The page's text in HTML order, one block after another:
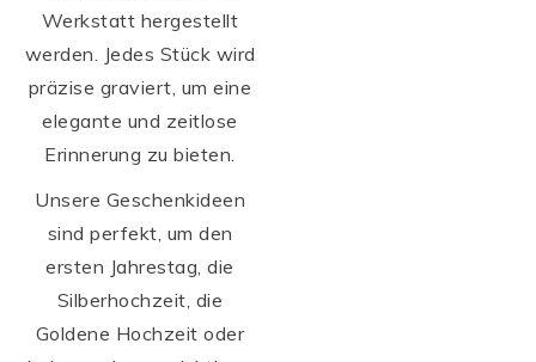
Werkstatt hergestellt
werden. Jedes Stück wird
präzise graviert, um eine
elegante und zeitlose
Erinnerung zu bieten.
Unsere Geschenkideen
sind perfekt, um den
ersten Jahrestag, die
Silberhochzeit, die
Goldene Hochzeit oder